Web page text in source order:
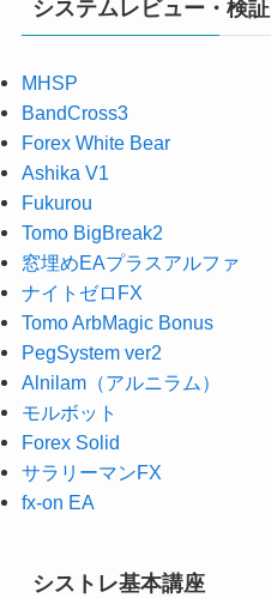
システムレビュー・検証
MHSP
BandCross3
Forex White Bear
Ashika V1
Fukurou
Tomo BigBreak2
窓埋めEAプラスアルファ
ナイトゼロFX
Tomo ArbMagic Bonus
PegSystem ver2
Alnilam（アルニラム）
モルボット
Forex Solid
サラリーマンFX
fx-on EA
シストレ基本講座